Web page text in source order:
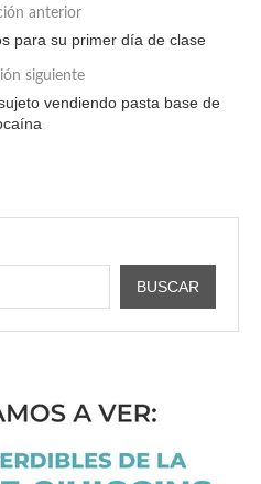
anterior
para su primer día de clase
siguiente
vendiendo pasta base de
BUSCAR